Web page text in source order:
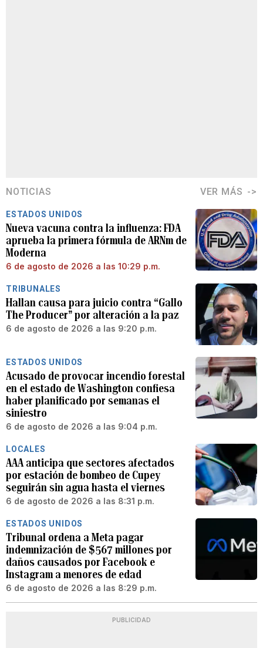
NOTICIAS VER MÁS
ESTADOS UNIDOS
Nueva vacuna contra la influenza: FDA
aprueba la primera fórmula de ARNm de
Moderna
6 de agosto de 2026 a las 10:29 p.m.
TRIBUNALES
Hallan causa para juicio contra “Gallo
The Producer” por alteración a la paz
6 de agosto de 2026 a las 9:20 p.m.
ESTADOS UNIDOS
Acusado de provocar incendio forestal
en el estado de Washington confiesa
haber planificado por semanas el
siniestro
6 de agosto de 2026 a las 9:04 p.m.
LOCALES
AAA anticipa que sectores afectados
por estación de bombeo de Cupey
seguirán sin agua hasta el viernes
6 de agosto de 2026 a las 8:31 p.m.
ESTADOS UNIDOS
Tribunal ordena a Meta pagar
indemnización de $567 millones por
daños causados por Facebook e
Instagram a menores de edad
6 de agosto de 2026 a las 8:29 p.m.
PUBLICIDAD